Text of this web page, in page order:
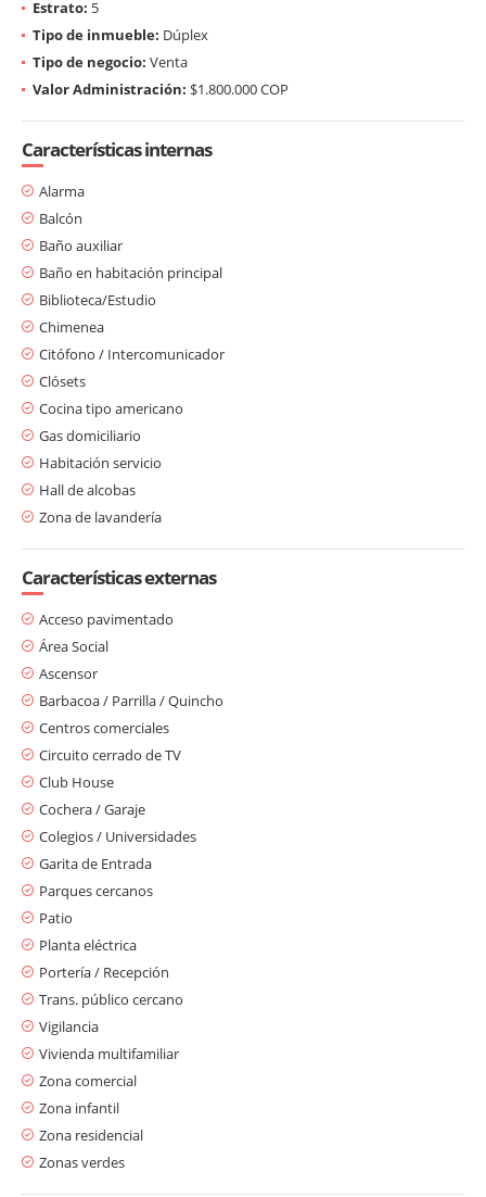
Estrato: 5
Tipo de inmueble: Dúplex
Tipo de negocio: Venta
Valor Administración: $1.800.000 COP
Características internas
Alarma
Balcón
Baño auxiliar
Baño en habitación principal
Biblioteca/Estudio
Chimenea
Citófono / Intercomunicador
Clósets
Cocina tipo americano
Gas domiciliario
Habitación servicio
Hall de alcobas
Zona de lavandería
Características externas
Acceso pavimentado
Área Social
Ascensor
Barbacoa / Parrilla / Quincho
Centros comerciales
Circuito cerrado de TV
Club House
Cochera / Garaje
Colegios / Universidades
Garita de Entrada
Parques cercanos
Patio
Planta eléctrica
Portería / Recepción
Trans. público cercano
Vigilancia
Vivienda multifamiliar
Zona comercial
Zona infantil
Zona residencial
Zonas verdes